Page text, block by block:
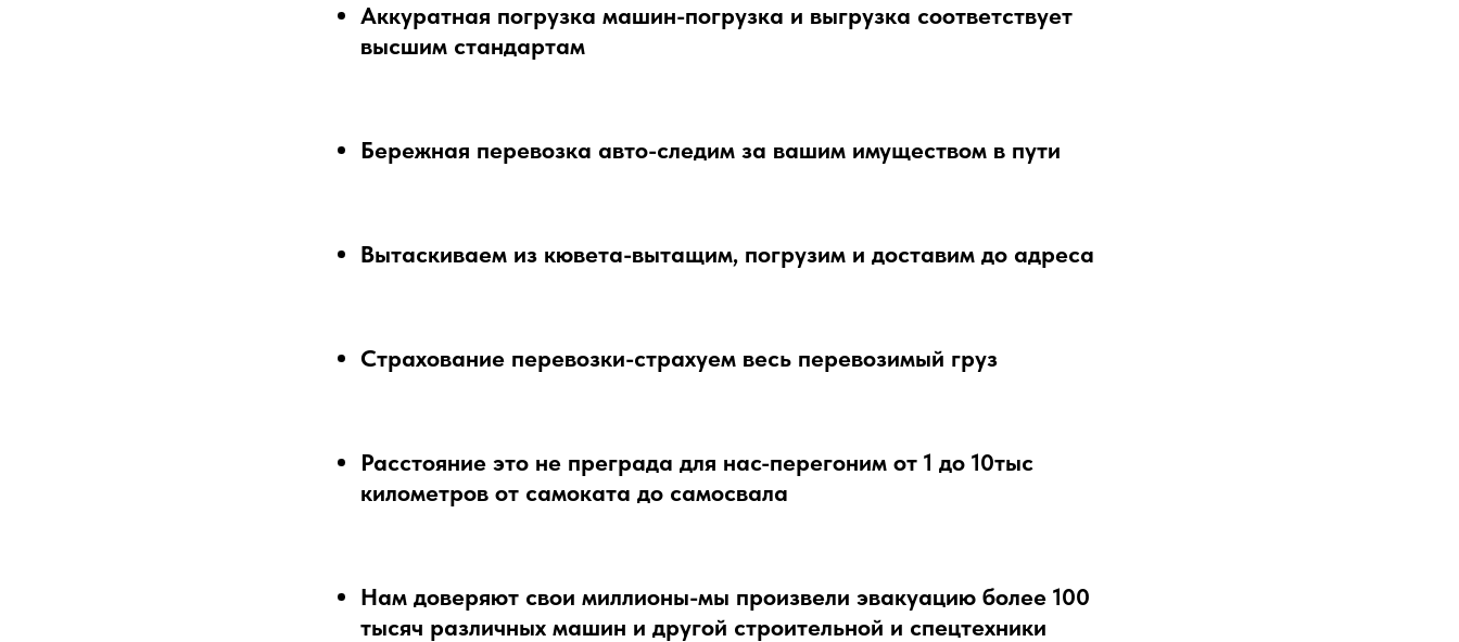
Аккуратная погрузка машин-погрузка и выгрузка соответствует
высшим стандартам
Бережная перевозка авто-следим за вашим имуществом в пути
Вытаскиваем из кювета-вытащим, погрузим и доставим до адреса
Страхование перевозки-страхуем весь перевозимый груз
Расстояние это не преграда для нас-перегоним от 1 до 10тыс
километров от самоката до самосвала
Нам доверяют свои миллионы-мы произвели эвакуацию более 100
тысяч различных машин и другой строительной и спецтехники